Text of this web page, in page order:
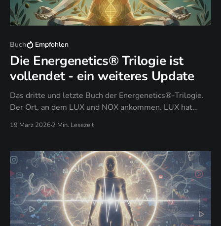
Buch Empfohlen
Die Energenetics® Trilogie ist
vollendet - ein weiteres Update
Das dritte und letzte Buch der Energenetics®-Trilogie.
Der Ort, an dem LUX und NOX ankommen. LUX hat
aufhörst zu kämpfen?
19 März 2026 2 Min. Lesezeit